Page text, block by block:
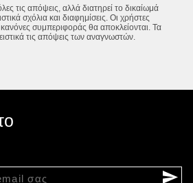
τις απόψεις, αλλά διατηρεί το δικαίωμά
σχόλια και διαφημίσεις. Οι χρήστες
συμπεριφοράς θα αποκλείονται. Τα
τις απόψεις των αναγνωστών.